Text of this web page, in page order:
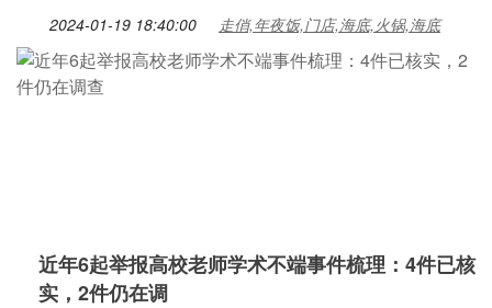
2024-01-19 18:40:00 走俏,年夜饭,门店,海底,火锅,海底
近年6起举报高校老师学术不端事件梳理：4件已核
实，2件仍在调